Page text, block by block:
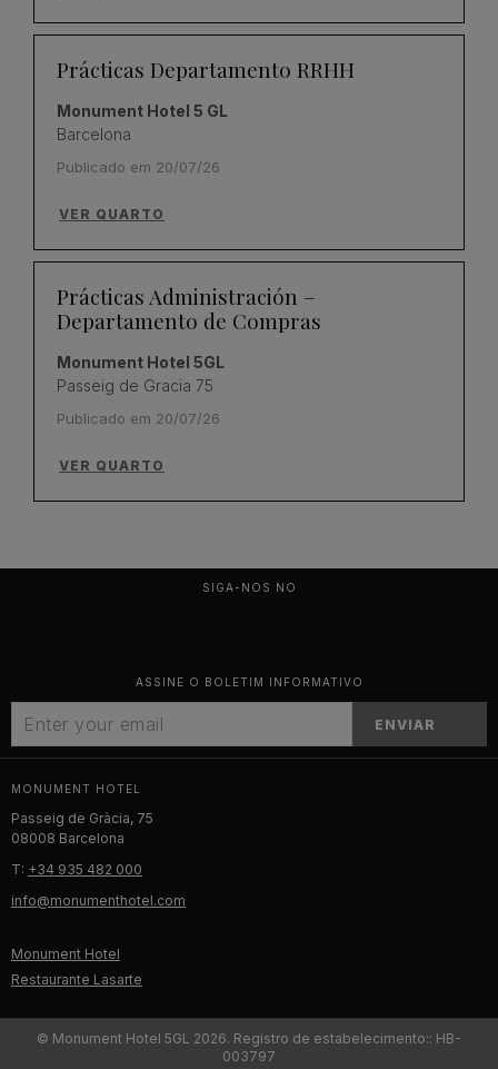
Prácticas Departamento RRHH
Monument Hotel 5 GL
Barcelona
Publicado em 20/07/26
VER QUARTO
Prácticas Administración –
Departamento de Compras
Monument Hotel 5GL
Passeig de Gracia 75
Publicado em 20/07/26
VER QUARTO
SIGA-NOS NO
ASSINE O BOLETIM INFORMATIVO
ENVIAR
MONUMENT HOTEL
Passeig de Gràcia, 75
08008 Barcelona
T: +34 935 482 000
info@monumenthotel.com
Monument Hotel
Restaurante Lasarte
© Monument Hotel 5GL 2026. Registro de estabelecimento:: HB-
003797